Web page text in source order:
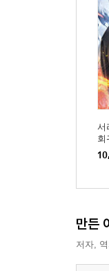
서
회
만든
저자,